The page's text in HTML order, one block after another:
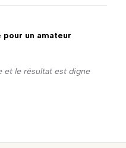
pour un amateur
et le résultat est digne